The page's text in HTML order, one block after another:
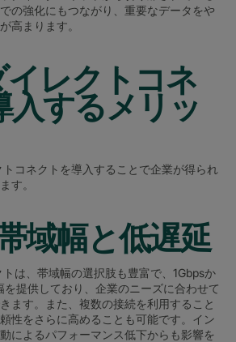
の強化にもつながり、重要なデータをや
高まります。
イレクトコネ
入するメリッ
コネクトを導入することで企業が得られ
す。
域幅と低遅延
は、帯域幅の選択肢も豊富で、1Gbpsか
を提供しており、企業のニーズに合わせて
ます。また、複数の接続を利用すること
性をさらに高めることも可能です。イン
によるパフォーマンス低下からも影響を